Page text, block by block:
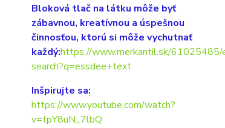
Bloková tlač na látku môže byť
zábavnou, kreatívnou a úspešnou
činnosťou, ktorú si môže vychutnať
každý:https://www.merkantil.sk/61025485/
search?q=essdee+text
Inšpirujte sa:
https://www.youtube.com/watch?
v=tpY8uN_7lbQ